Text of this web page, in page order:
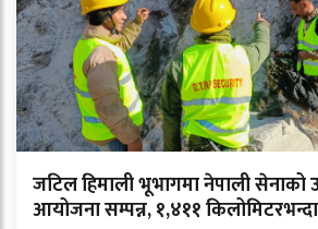
जटिल हिमाली भूभागमा नेपाली
आयोजना सम्पन्न, १,४११